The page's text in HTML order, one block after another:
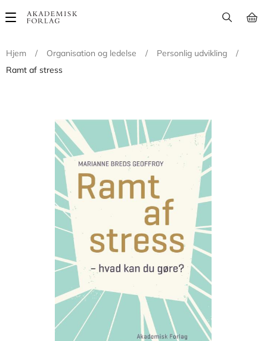
Main
Hjem
/ Organisation og ledelse / Personlig udvikling
/
Ramt af stress